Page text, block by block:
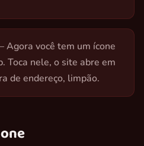
Agora você tem um ícone
Toca nele, o site abre em
de endereço, limpão.